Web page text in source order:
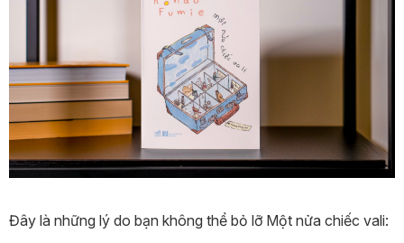
Đây là những lý do bạn không thể bỏ lỡ Một nửa chiếc vali: